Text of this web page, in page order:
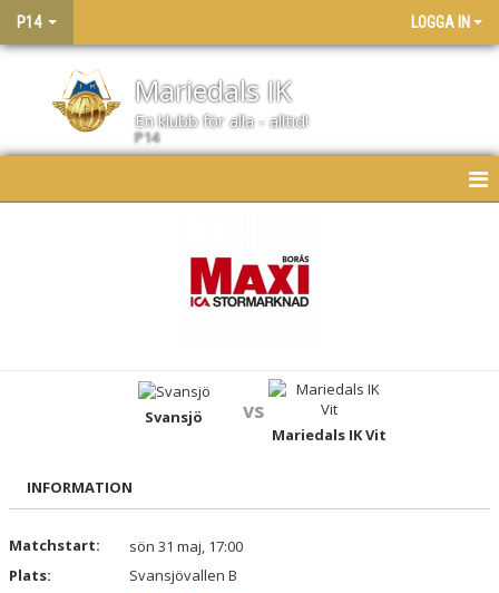
P14 LOGGA IN
Mariedals IK
En klubb för alla - alltid!
P14
DOKUMENT
Svansjö vs
Mariedals IK Vit
INFORMATION
Matchstart:
sön 31 maj, 17:00
Plats:
Svansjövallen B